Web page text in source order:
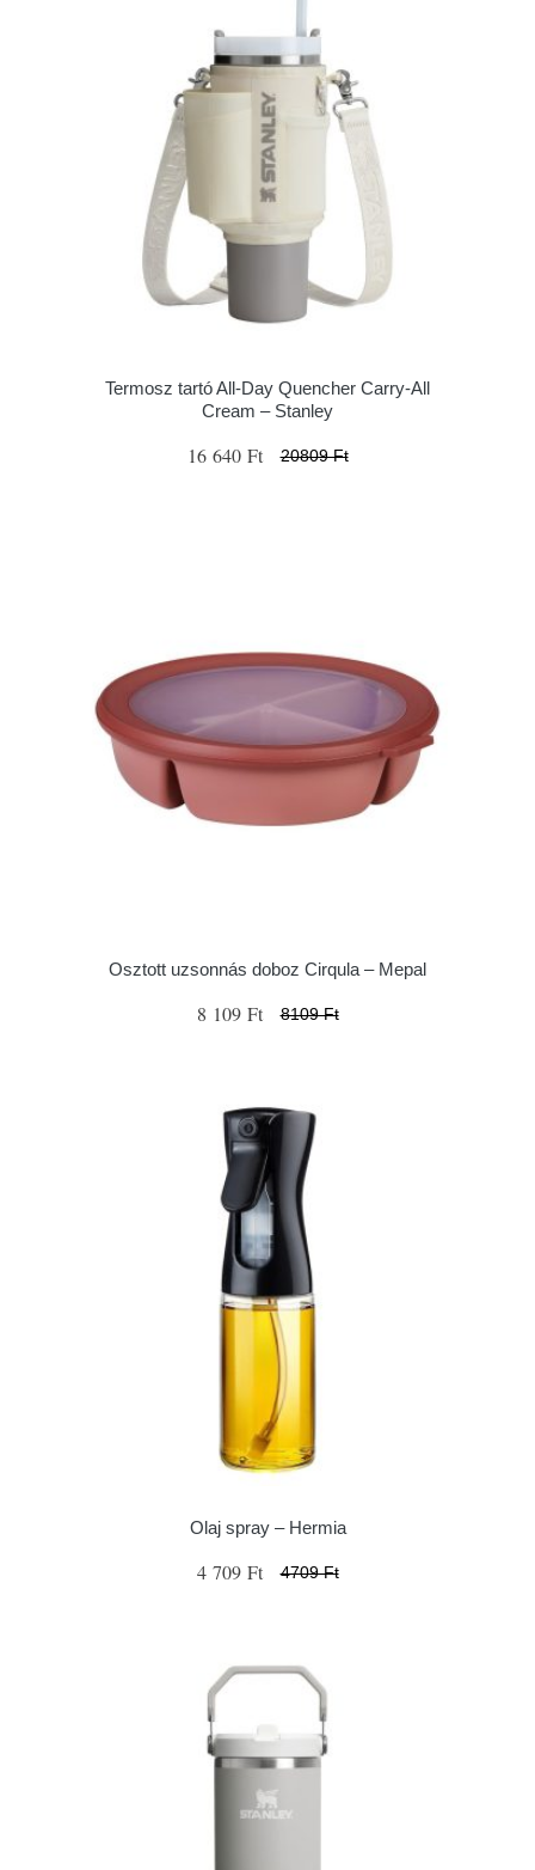
Termosz tartó All-Day Quencher Carry-All
Cream – Stanley
16 640 Ft 20809 Ft
Osztott uzsonnás doboz Cirqula – Mepal
8 109 Ft 8109 Ft
Olaj spray – Hermia
4 709 Ft 4709 Ft